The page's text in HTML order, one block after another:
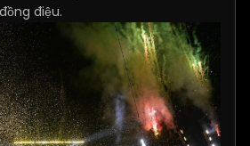
điệu.